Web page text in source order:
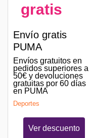
gratis
Envío gratis
PUMA
Envíos gratuitos en
pedidos superiores a
50€ y devoluciones
gratuitas por 60 días
en PUMA
Deportes
Ver descuento